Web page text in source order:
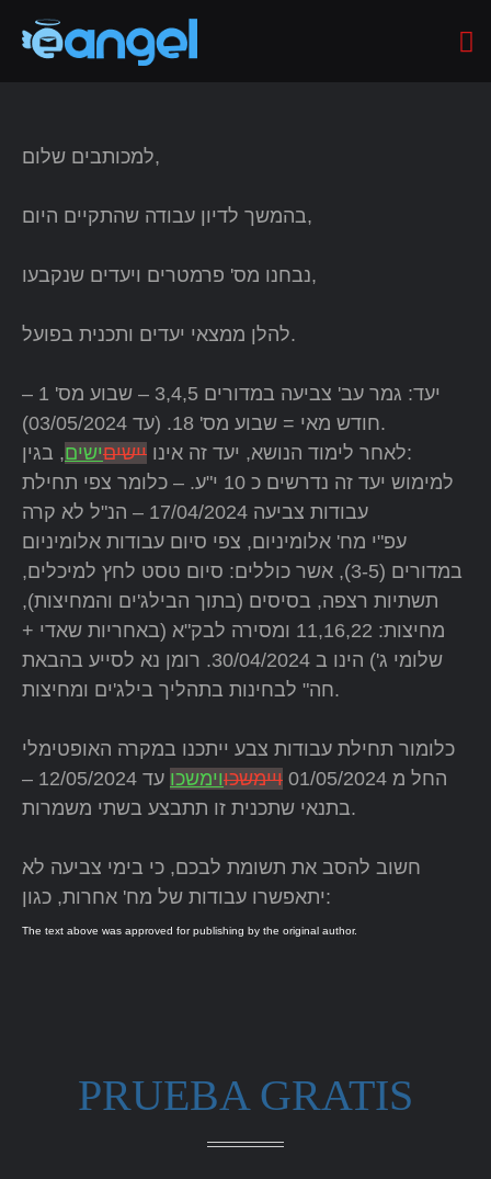
למכותבים שלום,
בהמשך לדיון עבודה שהתקיים היום,
נבחנו מס' פרמטרים ויעדים שנקבעו,
להלן ממצאי יעדים ותכנית בפועל.
יעד: גמר עב' צביעה במדורים 3,4,5 – שבוע מס' 1 –
חודש מאי = שבוע מס' 18. (עד 03/05/2024).
לאחר לימוד הנושא, יעד זה אינו יישיםישים
, בגין:
למימוש יעד זה נדרשים כ 10 י"ע. – כלומר צפי תחילת
עבודות צביעה 17/04/2024 – הנ"ל לא קרה
עפ"י מח' אלומיניום, צפי סיום עבודות אלומיניום
במדורים (3-5), אשר כוללים: סיום טסט לחץ למיכלים,
תשתיות רצפה, בסיסים (בתוך הבילג'ים והמחיצות),
מחיצות: 11,16,22 ומסירה לבק"א (באחריות שאדי +
שלומי ג') הינו ב 30/04/2024. רומן נא לסייע בהבאת
חה" לבחינות בתהליך בילג'ים ומחיצות.
כלומור תחילת עבודות צבע ייתכנו במקרה האופטימלי
החל מ 01/05/2024
ויימשכווימשכו
עד 12/05/2024 –
בתנאי שתכנית זו תתבצע בשתי משמרות.
חשוב להסב את תשומת לבכם, כי בימי צביעה לא
יתאפשרו עבודות של מח' אחרות, כגון:
The text above was approved for publishing by the original author.
PRUEBA GRATIS